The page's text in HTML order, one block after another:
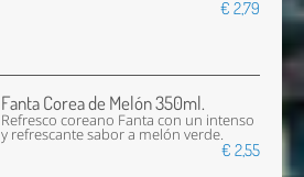
€ 2,79
Fanta Corea de Melón 350ml.
Refresco coreano Fanta con un intenso
y refrescante sabor a melón verde.
€ 2,55